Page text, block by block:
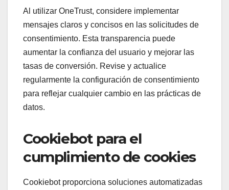
Al utilizar OneTrust, considere implementar
mensajes claros y concisos en las solicitudes de
consentimiento. Esta transparencia puede
aumentar la confianza del usuario y mejorar las
tasas de conversión. Revise y actualice
regularmente la configuración de consentimiento
para reflejar cualquier cambio en las prácticas de
datos.
Cookiebot para el
cumplimiento de cookies
Cookiebot proporciona soluciones automatizadas